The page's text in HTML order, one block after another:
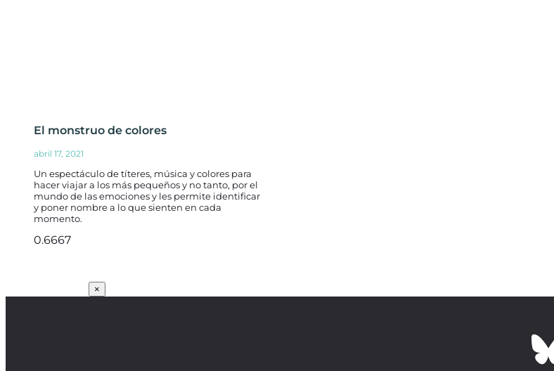
El monstruo de colores
abril 17, 2021
Un espectáculo de títeres, música y colores para
hacer viajar a los más pequeños y no tanto, por el
mundo de las emociones y les permite identificar
y poner nombre a lo que sienten en cada
momento.
×